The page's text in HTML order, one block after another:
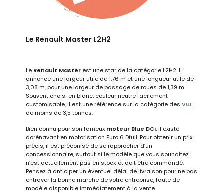
Le Renault Master L2H2
Le Renault Master est une star de la catégorie L2H2. Il
annonce une largeur utile de 1,76 m et une longueur utile de
3,08 m, pour une largeur de passage de roues de 1,39 m.
Souvent choisi en blanc, couleur neutre facilement
customisable, il est une référence sur la catégorie desVUL
de moins de 3,5 tonnes.
Bien connu pour son fameux moteur Blue DCi, il existe
dorénavant en motorisation Euro 6 Dfull. Pour obtenir un prix
précis, il est préconisé de se rapprocher d’un
concessionnaire, surtout si le modèle que vous souhaitez
n’est actuellement pas en stock et doit être commandé.
Pensez à anticiper un éventuel délai de livraison pour ne pas
entraver la bonne marche de votre entreprise, faute de
modèle disponible immédiatement à la vente.